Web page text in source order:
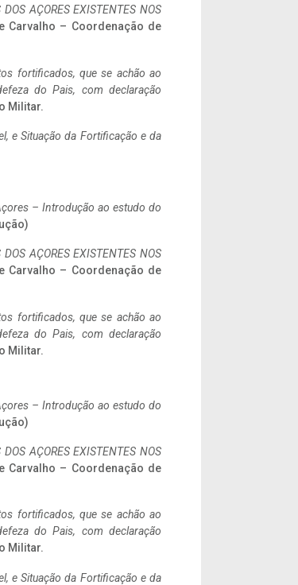
AÇORES EXISTENTES NOS
Carvalho – Coordenação de
fortificados, que se achão ao
do Pais, com declaração
Militar.
e Situação da Fortificação e da
– Introdução ao estudo do
AÇORES EXISTENTES NOS
Carvalho – Coordenação de
fortificados, que se achão ao
do Pais, com declaração
Militar.
– Introdução ao estudo do
AÇORES EXISTENTES NOS
Carvalho – Coordenação de
fortificados, que se achão ao
do Pais, com declaração
Militar.
e Situação da Fortificação e da